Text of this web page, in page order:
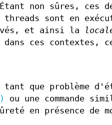
Étant non sûres, ces
threads sont en
et ainsi la
dans ces contextes,
que problème
ou une commande
en présence de